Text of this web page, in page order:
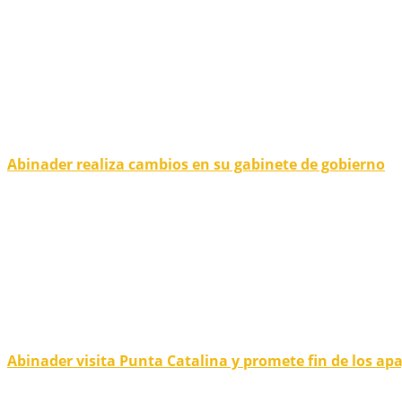
Abinader realiza cambios en su gabinete de gobierno
Abinader visita Punta Catalina y promete fin de los